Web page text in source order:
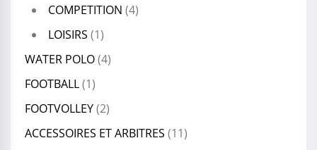
COMPETITION (4)
LOISIRS (1)
WATER POLO(4)
FOOTBALL(1)
FOOTVOLLEY(2)
ACCESSOIRES ET ARBITRES (11)